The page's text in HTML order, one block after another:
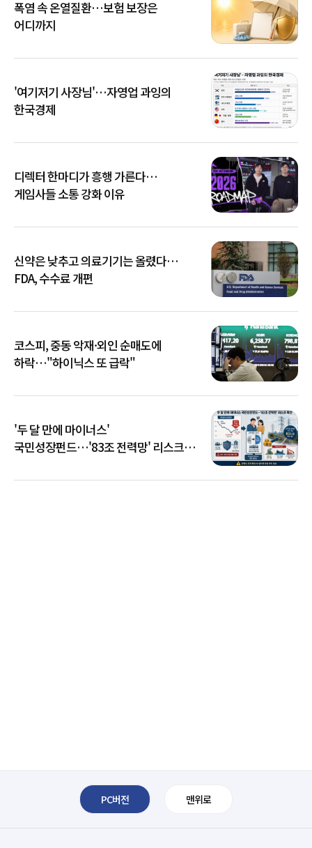
폭염 속 온열질환…보험 보장은
어디까지
'여기저기 사장님'…자영업 과잉의
한국경제
디렉터 한마디가 흥행 가른다…
게임사들 소통 강화 이유
신약은 낮추고 의료기기는 올렸다…
FDA, 수수료 개편
코스피, 중동 악재·외인 순매도에
하락…"하이닉스 또 급락"
'두 달 만에 마이너스'
국민성장펀드…'83조 전력망' 리스크
PC버전 맨위로